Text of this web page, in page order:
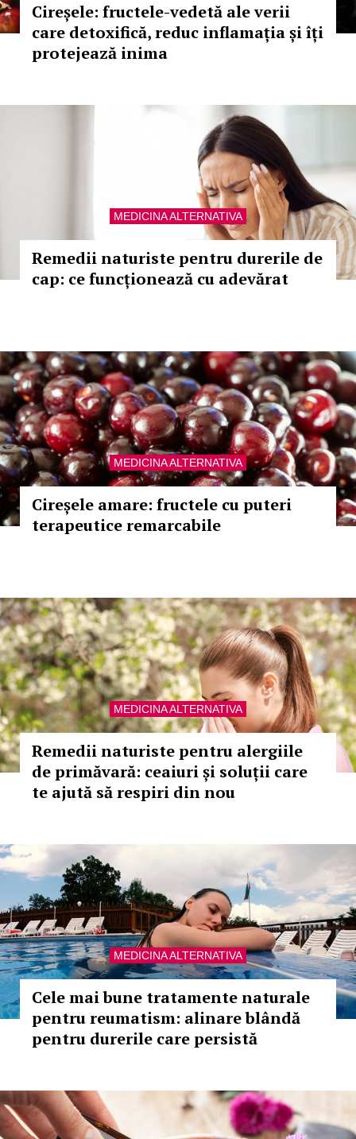
Cireșele: fructele-vedetă ale verii
care detoxifică, reduc inflamația și îți
protejează inima
MEDICINA ALTERNATIVA
Remedii naturiste pentru durerile de
cap: ce funcționează cu adevărat
MEDICINA ALTERNATIVA
Cireșele amare: fructele cu puteri
terapeutice remarcabile
MEDICINA ALTERNATIVA
Remedii naturiste pentru alergiile
de primăvară: ceaiuri și soluții care
te ajută să respiri din nou
MEDICINA ALTERNATIVA
Cele mai bune tratamente naturale
pentru reumatism: alinare blândă
pentru durerile care persistă